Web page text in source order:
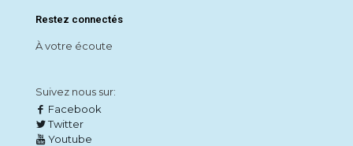
Restez connectés
À votre écoute
Suivez nous sur:
Facebook
Twitter
Youtube